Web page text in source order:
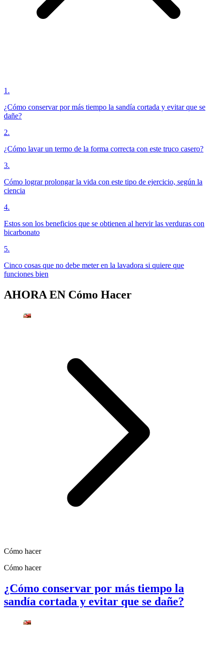
1 .
¿Cómo conservar por más tiempo la sandía cortada y evitar que se
dañe?
2.
¿Cómo lavar un termo de la forma correcta con este truco casero?
3.
Cómo lograr prolongar la vida con este tipo de ejercicio, según la
ciencia
4.
Estos son los beneficios que se obtienen al hervir las verduras con
bicarbonato
5.
Cinco cosas que no debe meter en la lavadora si quiere que
funciones bien
AHORA EN Cómo Hacer
Cómo hacer
Cómo hacer
¿Cómo conservar por más tiempo la
sandía cortada y evitar que se dañe?